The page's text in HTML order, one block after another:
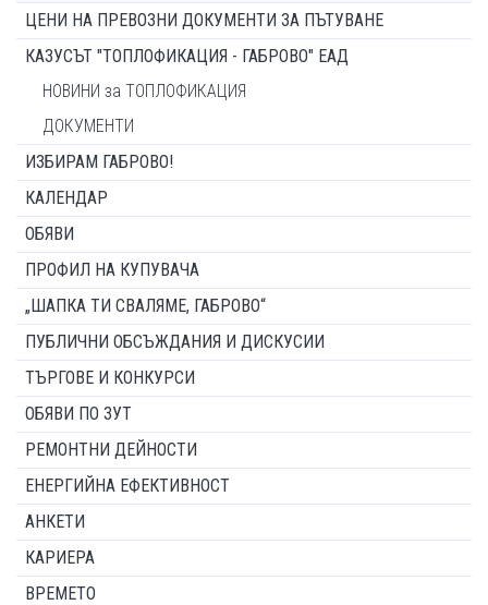
ЦЕНИ НА ПРЕВОЗНИ ДОКУМЕНТИ ЗА ПЪТУВАНЕ
КАЗУСЪТ "ТОПЛОФИКАЦИЯ - ГАБРОВО" ЕАД
НОВИНИ за ТОПЛОФИКАЦИЯ
ДОКУМЕНТИ
ИЗБИРАМ ГАБРОВО!
КАЛЕНДАР
ОБЯВИ
ПРОФИЛ НА КУПУВАЧА
„ШАПКА ТИ СВАЛЯМЕ, ГАБРОВО“
ПУБЛИЧНИ ОБСЪЖДАНИЯ И ДИСКУСИИ
ТЪРГОВЕ И КОНКУРСИ
ОБЯВИ ПО ЗУТ
РЕМОНТНИ ДЕЙНОСТИ
ЕНЕРГИЙНА ЕФЕКТИВНОСТ
АНКЕТИ
КАРИЕРА
ВРЕМЕТО